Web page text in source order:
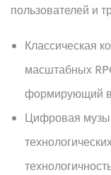
пользователей и
Классическая
масштабных
формирующий
Цифровая